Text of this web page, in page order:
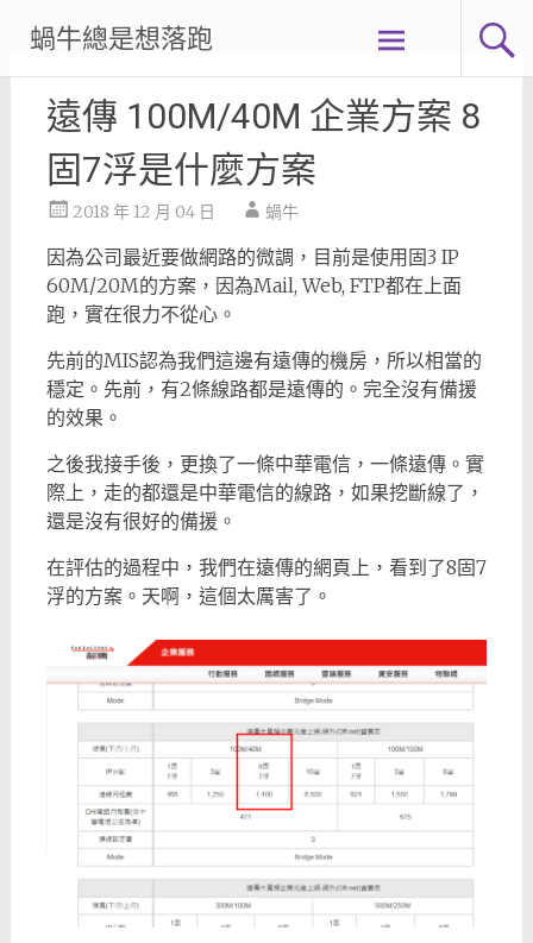
content
蝸牛總是想落跑
遠傳 100M/40M 企業方案 8
固7浮是什麼方案
2018 年 12 月 04 日 蝸牛
因為公司最近要做網路的微調，目前是使用固3 IP
60M/20M的方案，因為Mail, Web, FTP都在上面
跑，實在很力不從心。
先前的MIS認為我們這邊有遠傳的機房，所以相當的
穩定。先前，有2條線路都是遠傳的。完全沒有備援
的效果。
之後我接手後，更換了一條中華電信，一條遠傳。實
際上，走的都還是中華電信的線路，如果挖斷線了，
還是沒有很好的備援。
在評估的過程中，我們在遠傳的網頁上，看到了8固7
浮的方案。天啊，這個太厲害了。